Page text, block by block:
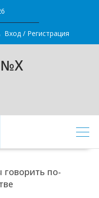
Вход / Регистрация
№X
по-